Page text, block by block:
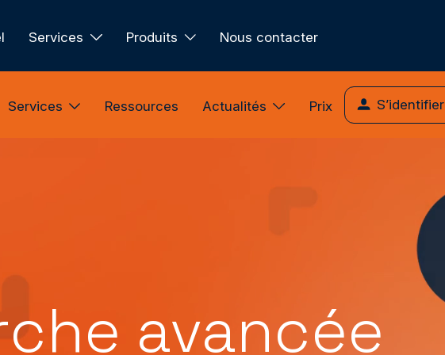
Services Produits Nous contacter
Services Ressources Actualités Prix S’identifier
avancée